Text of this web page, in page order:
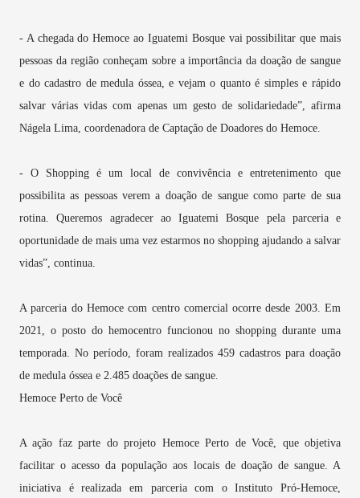
- A chegada do Hemoce ao Iguatemi Bosque vai possibilitar que mais
pessoas da região conheçam sobre a importância da doação de sangue
e do cadastro de medula óssea, e vejam o quanto é simples e rápido
salvar várias vidas com apenas um gesto de solidariedade”, afirma
Nágela Lima, coordenadora de Captação de Doadores do Hemoce.
- O Shopping é um local de convivência e entretenimento que
possibilita as pessoas verem a doação de sangue como parte de sua
rotina. Queremos agradecer ao Iguatemi Bosque pela parceria e
oportunidade de mais uma vez estarmos no shopping ajudando a salvar
vidas”, continua.
A parceria do Hemoce com centro comercial ocorre desde 2003. Em
2021, o posto do hemocentro funcionou no shopping durante uma
temporada. No período, foram realizados 459 cadastros para doação
de medula óssea e 2.485 doações de sangue.
Hemoce Perto de Você
A ação faz parte do projeto Hemoce Perto de Você, que objetiva
facilitar o acesso da população aos locais de doação de sangue. A
iniciativa é realizada em parceria com o Instituto Pró-Hemoce,